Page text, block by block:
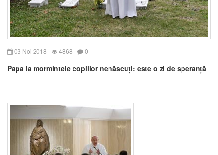
03 Noi 2018 4868 0
Papa la mormintele copiilor nenăscuți: este o zi de speranță